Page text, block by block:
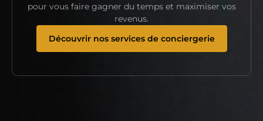
pour vous faire gagner du temps et maximiser vos
revenus.
Découvrir nos services de conciergerie